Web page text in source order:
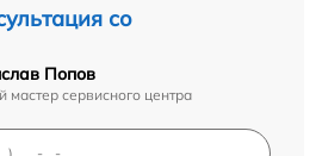
со
Попов
мастер сервисного центра